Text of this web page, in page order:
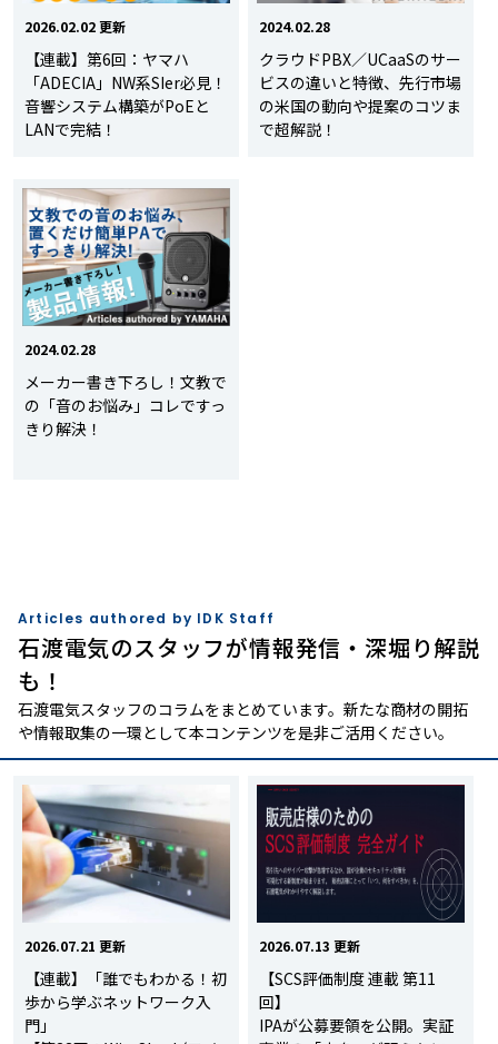
2026.02.02 更新
【連載】第6回：ヤマハ
「ADECIA」NW系SIer必見！
音響システム構築がPoEと
LANで完結！
2024.02.28
クラウドPBX／UCaaSのサー
ビスの違いと特徴、先行市場
の米国の動向や提案のコツま
で超解説！
2024.02.28
メーカー書き下ろし！文教で
の「音のお悩み」コレですっ
きり解決！
Articles authored by IDK Staff
石渡電気のスタッフが情報発信・深堀り解説
も！
石渡電気スタッフのコラムをまとめています。新たな商材の開拓
や情報取集の一環として本コンテンツを是非ご活用ください。
2026.07.21 更新
【連載】「誰でもわかる！初
歩から学ぶネットワーク入
門」
2026.07.13 更新
【SCS評価制度 連載 第11
回】
IPAが公募要領を公開。実証